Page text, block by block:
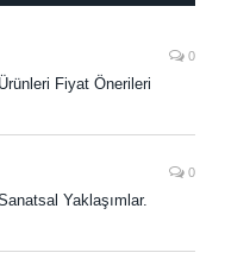
0
Fiyat Önerileri
0
Yaklaşımlar.